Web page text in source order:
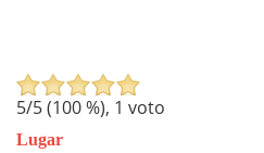
5/5 (100%), 1 voto
Lugar